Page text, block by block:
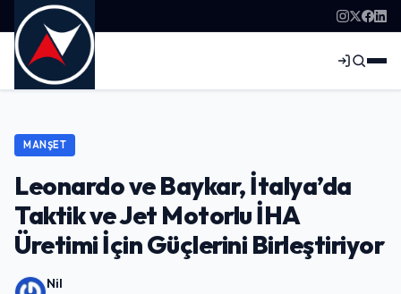
MANŞET
Leonardo ve Baykar, İtalya’da
Taktik ve Jet Motorlu İHA
Üretimi İçin Güçlerini Birleştiriyor
Nil